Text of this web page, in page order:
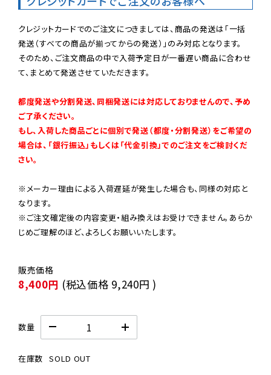
クレジットカードでのご注文につきましては、商品の発送は「一括
発送（すべての商品が揃ってからの発送）」のみ対応となります。
そのため、ご注文商品の中で入荷予定日が一番遅い商品に合わせ
て、まとめて発送させていただきます。
都度発送や分割発送、同梱発送には対応しておりませんので、予め
ご了承ください。
もし、入荷した商品ごとに個別で発送（都度・分割発送）をご希望の
場合は、「銀行振込」もしくは「代金引換」でのご注文をご検討くだ
さい。
※メーカー理由による入荷遅延が発生した場合も、同様の対応と
なります。
※ご注文確定後の内容変更・組み換えはお受けできません。あらか
じめご理解のほど、よろしくお願いいたします。
8,400円 (税込価格 9,240円 )
数量
在庫数 SOLD OUT